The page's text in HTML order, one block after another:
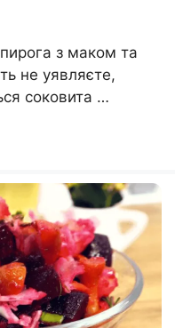
пирога з маком та
не уявляєте,
соковита …